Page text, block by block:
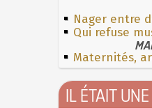
Nager entre
Qui refuse
Maternités,
IL ÉTAIT